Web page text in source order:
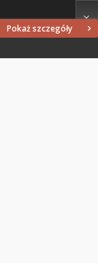
Pokaż szczegóły